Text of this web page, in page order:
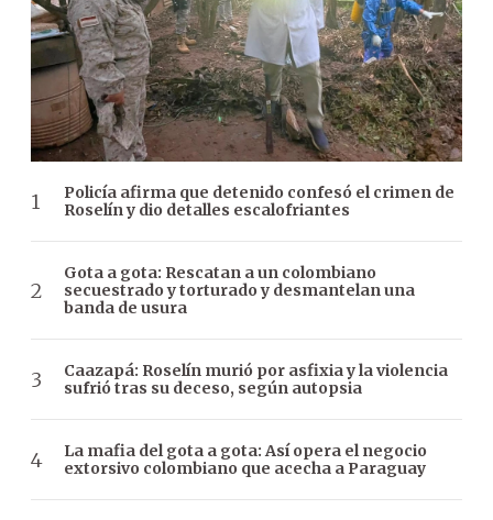
Policía afirma que detenido confesó el crimen de
Roselín y dio detalles escalofriantes
Gota a gota: Rescatan a un colombiano
secuestrado y torturado y desmantelan una
banda de usura
Caazapá: Roselín murió por asfixia y la violencia
sufrió tras su deceso, según autopsia
La mafia del gota a gota: Así opera el negocio
extorsivo colombiano que acecha a Paraguay